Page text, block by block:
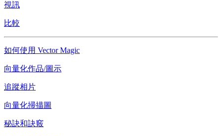
視訊
比較
如何使用 Vector Magic
向量化作品/圖示
追蹤相片
向量化掃描圖
秘訣和訣竅